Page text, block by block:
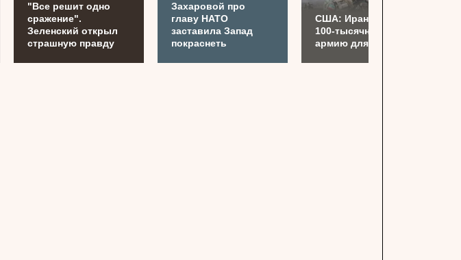
"Все решит одно
сражение".
Зеленский открыл
страшную правду
Захаровой про
главу НАТО
заставила Запад
покраснеть
США: Иран готовит
100-тысячную
армию для Украины